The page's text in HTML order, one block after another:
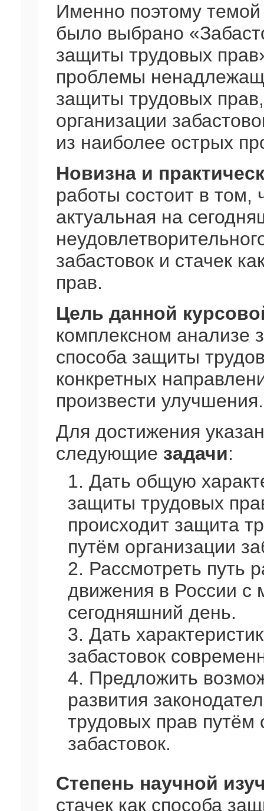
Именно поэтому
было выбрано
защиты трудовых
проблемы
защиты трудовых
организации
из наиболее острых
Новизна и
работы состоит в том,
актуальная на
забастовок и стачек
прав.
Цель данной
комплексном анализе
способа защиты
конкретных
произвести улучшения.
Для достижения
следующие задачи:
1. Дать общую
защиты трудовых
происходит защита
путём организации
2. Рассмотреть путь
движения в России с
сегодняшний день.
3. Дать
забастовок
4. Предложить
развития
трудовых прав путём
забастовок.
Степень научной
стачек как способа